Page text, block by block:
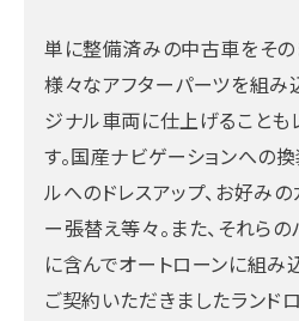
単に整備済みの中古車をその
様々なアフターパーツを組み
ジナル車両に仕上げることも
す。国産ナビゲーションへの
ルへのドレスアップ、お好み
ー張替え等々。また、それら
に含んでオートローンに組み
ご契約いただきましたランド